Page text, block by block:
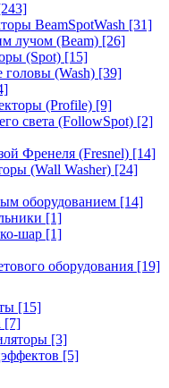
BeamSpotWash [31]
лучом (Beam) [26]
(Spot) [15]
головы (Wash) [39]
(Profile) [9]
света (FollowSpot) [2]
Френеля (Fresnel) [14]
(Wall Washer) [24]
оборудованием [14]
[1]
шар [1]
оборудования [19]
[15]
[7]
[3]
[5]